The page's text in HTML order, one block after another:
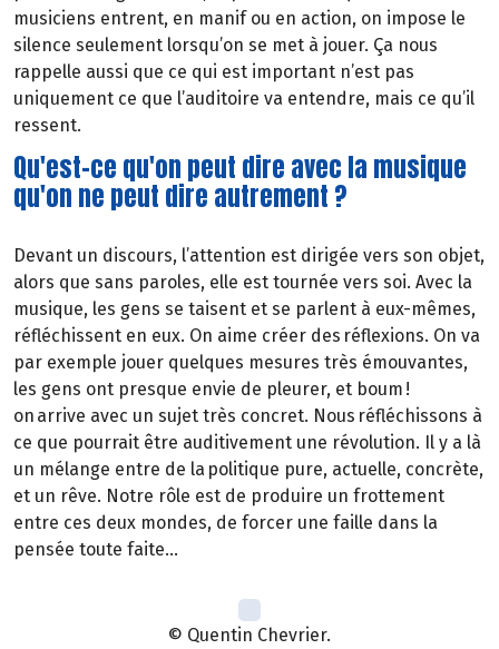
musiciens entrent, en manif ou en action, on impose le
silence seulement lorsqu’on se met à jouer. Ça nous
rappelle aussi que ce qui est important n’est pas
uniquement ce que l’auditoire va entendre, mais ce qu’il
ressent.
Qu'est-ce qu'on peut dire avec la musique
qu'on ne peut dire autrement ?
Devant un discours, l’attention est dirigée vers son objet,
alors que sans paroles, elle est tournée vers soi. Avec la
musique, les gens se taisent et se parlent à eux-mêmes,
réfléchissent en eux. On aime créer des réflexions. On va
par exemple jouer quelques mesures très émouvantes,
les gens ont presque envie de pleurer, et boum !
on arrive avec un sujet très concret. Nous réfléchissons à
ce que pourrait être auditivement une révolution. Il y a là
un mélange entre de la politique pure, actuelle, concrète,
et un rêve. Notre rôle est de produire un frottement
entre ces deux mondes, de forcer une faille dans la
pensée toute faite…
© Quentin Chevrier.